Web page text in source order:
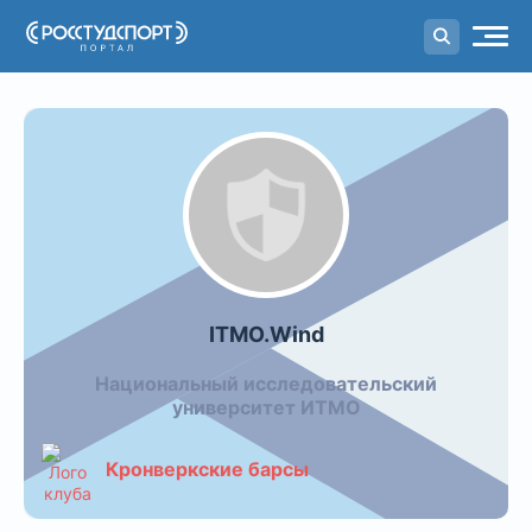
Порталстуденческого спорта
ITMO.Wind
Национальный исследовательский
университет ИТМО
Кронверкские барсы
Команда ITMO.Wind